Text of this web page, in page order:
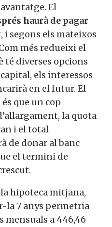
El
haurà de pagar
i segons els mateixos
més redueixi el
té diverses opcions
els interessos
en el futur. El
que un cop
la quota
i el total
de donar al banc
el termini de
hipoteca mitjana,
la 7 anys permetria
mensuals a 446,46